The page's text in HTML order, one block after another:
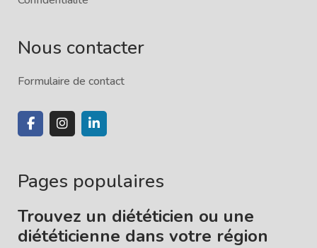
Nous contacter
Formulaire de contact
Pages populaires
Trouvez un diététicien ou une
diététicienne dans votre région